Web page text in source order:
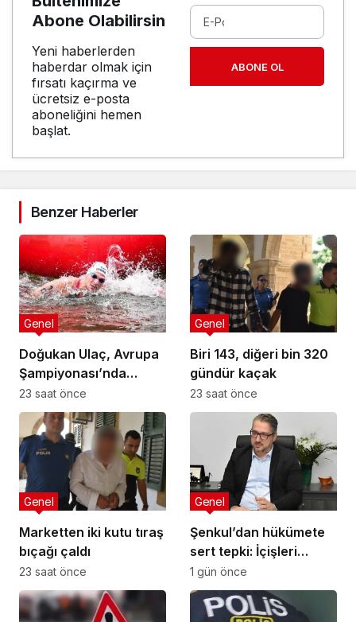
Abone Olabilirsin
Yeni haberlerden
haberdar olmak için
fırsatı kaçırma ve
ücretsiz e-posta
aboneliğini hemen
başlat.
ABONE OL
Benzer Haberler
Doğukan Ulaç, Avrupa
Şampiyonası’nda
Türkiye Milli Takımı ile
mücadele etti
Genel
23 saat önce
Biri 143, diğeri bin 320
gündür kaçak
Genel
23 saat önce
Marketten iki kutu tıraş
bıçağı çaldı
Genel
23 saat önce
Şenkul’dan hükümete
sert tepki: İçişleri
Bakanı nerede,
Başbakan nerede?
Genel
1 gün önce